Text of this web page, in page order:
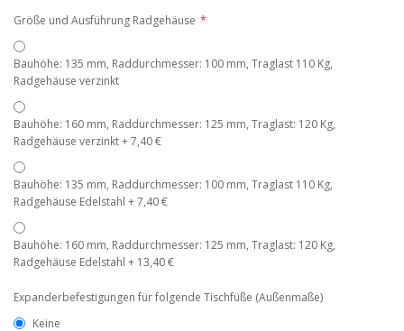
Größe und Ausführung Radgehäuse
Bauhöhe: 135 mm, Raddurchmesser: 100 mm, Traglast 110 Kg,
Radgehäuse verzinkt
Bauhöhe: 160 mm, Raddurchmesser: 125 mm, Traglast: 120 Kg,
Radgehäuse verzinkt+7,40 €
Bauhöhe: 135 mm, Raddurchmesser: 100 mm, Traglast 110 Kg,
Radgehäuse Edelstahl +7,40 €
Bauhöhe: 160 mm, Raddurchmesser: 125 mm, Traglast: 120 Kg,
Radgehäuse Edelstahl + 13,40 €
Expanderbefestigungen für folgende Tischfüße (Außenmaße)
Keine